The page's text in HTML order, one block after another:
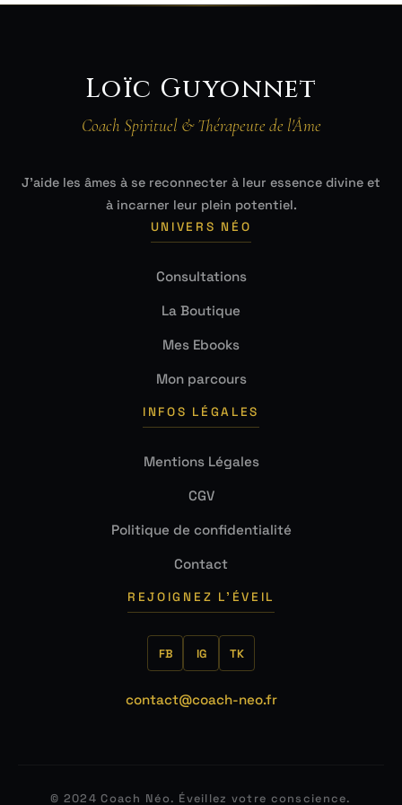
Loïc Guyonnet
Coach Spirituel & Thérapeute de l'Âme
J'aide les âmes à se reconnecter à leur essence divine et
à incarner leur plein potentiel.
UNIVERS NÉO
Consultations
La Boutique
Mes Ebooks
Mon parcours
INFOS LÉGALES
Mentions Légales
CGV
Politique de confidentialité
Contact
REJOIGNEZ L'ÉVEIL
FB IG TK
contact@coach-neo.fr
© 2024 Coach Néo. Éveillez votre conscience.